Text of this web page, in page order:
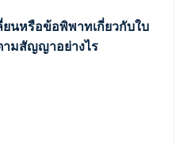
ำระเงิน
อย่างชัดเจน
นหรือข้อพิพาทเกี่ยวกับใบ
ามสัญญาอย่างไร
พาะเจาะจง